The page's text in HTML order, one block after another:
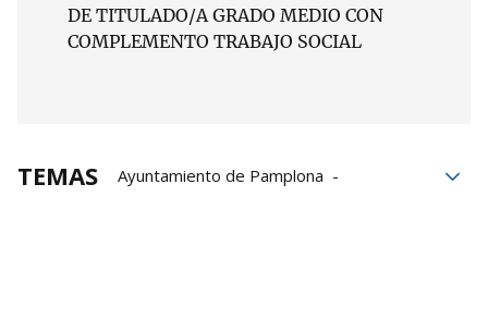
DE TITULADO/A GRADO MEDIO CON
COMPLEMENTO TRABAJO SOCIAL
TEMAS
Ayuntamiento de Pamplona